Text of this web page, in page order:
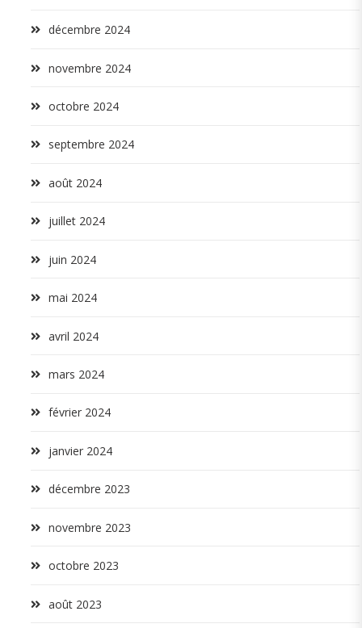
décembre 2024
novembre 2024
octobre 2024
septembre 2024
août 2024
juillet 2024
juin 2024
mai 2024
avril 2024
mars 2024
février 2024
janvier 2024
décembre 2023
novembre 2023
octobre 2023
août 2023